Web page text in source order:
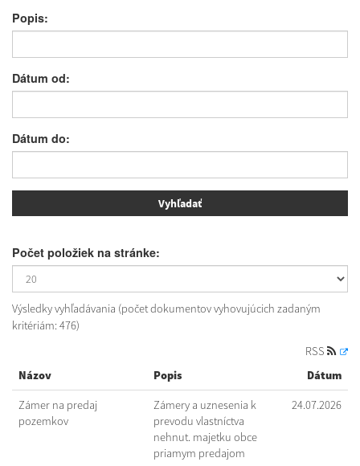
Popis:
Dátum od:
Dátum do:
Počet položiek na stránke:
Výsledky vyhľadávania (počet dokumentov vyhovujúcich zadaným
kritériám: 476)
RSS
Názov
Popis Dátum
Zámer na predaj
pozemkov
Zámery a uznesenia k
prevodu vlastníctva
nehnut. majetku obce
priamym predajom
24.07.2026